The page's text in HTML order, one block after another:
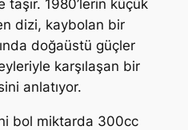
taşır. 1980’lerin küçük
dizi, kaybolan bir
doğaüstü güçler
karşılaşan bir
anlatıyor.
bol miktarda 300cc